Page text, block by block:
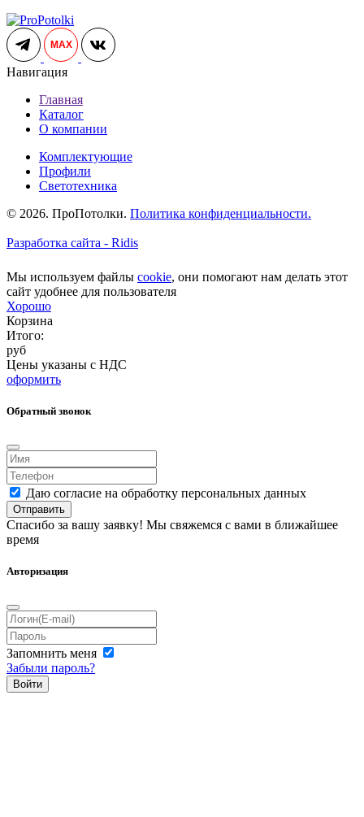
MAX
Навигация
Главная
Каталог
О компании
Комплектующие
Профили
Светотехника
© 2026. ПроПотолки. Политика конфиденциальности.
Разработка сайта - Ridis
Мы используем файлы cookie, они помогают нам делать этот
сайт удобнее для пользователя
Хорошо
Корзина
Итого:
руб
Цены указаны с НДС
оформить
Обратный звонок
Даю согласие на обработку персональных данных
Отправить
Спасибо за вашу заявку! Мы свяжемся с вами в ближайшее
время
Авторизация
Запомнить меня
Забыли пароль?
Войти